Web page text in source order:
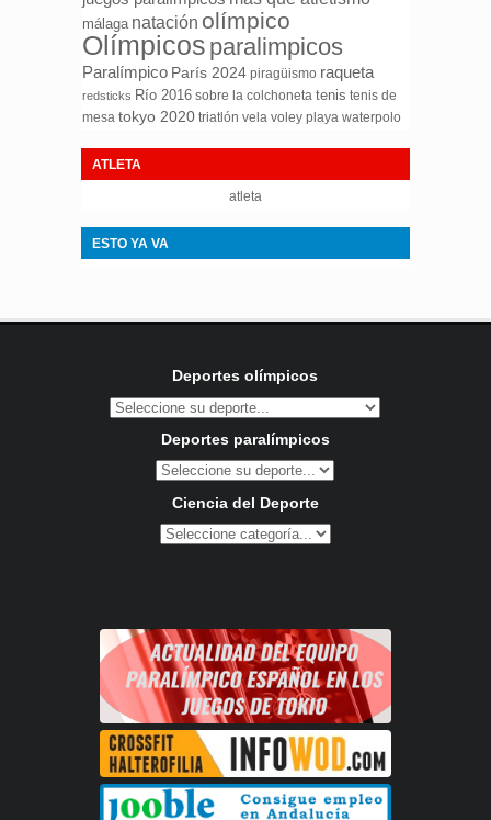
málaga natación olímpico
Olímpicos paralimpicos
Paralímpico París 2024 piragüismo raqueta
redsticks Río 2016 sobre la colchoneta tenis tenis de
mesa tokyo 2020 triatlón vela voley playa waterpolo
ATLETA
atleta
ESTO YA VA
Deportes olímpicos
Deportes paralímpicos
Ciencia del Deporte